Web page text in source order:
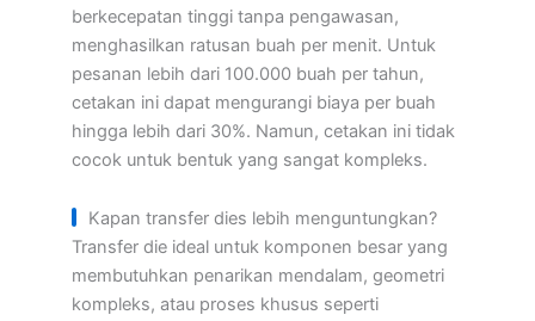
berkecepatan tinggi tanpa pengawasan,
menghasilkan ratusan buah per menit. Untuk
pesanan lebih dari 100.000 buah per tahun,
cetakan ini dapat mengurangi biaya per buah
hingga lebih dari 30%. Namun, cetakan ini tidak
cocok untuk bentuk yang sangat kompleks.
Kapan transfer dies lebih menguntungkan?
Transfer die ideal untuk komponen besar yang
membutuhkan penarikan mendalam, geometri
kompleks, atau proses khusus seperti